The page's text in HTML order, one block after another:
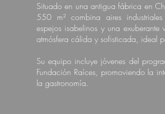
Situado en una antigua fábrica en
550 m² combina aires
espejos isabelinos y una exuberante
atmósfera cálida y sofisticada, ideal
Su equipo incluye jóvenes del
Fundación Raíces, promoviendo la
la gastronomía.